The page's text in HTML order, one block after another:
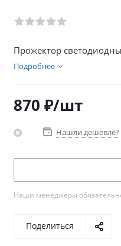
Прожектор
Подробнее
870 ₽/шт
Нашли дешевле?
Наши менеджеры
Поделиться